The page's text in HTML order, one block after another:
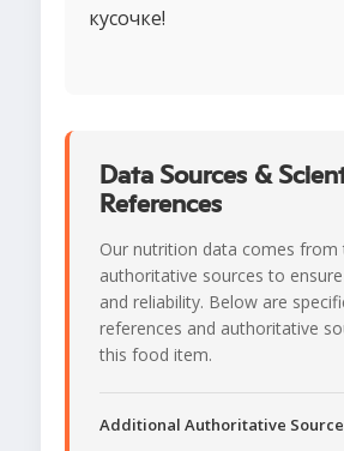
кусочке!
Data Sources &
References
Our nutrition data comes from
authoritative sources to
and reliability. Below are
references and authoritative
this food item.
Additional Authoritative